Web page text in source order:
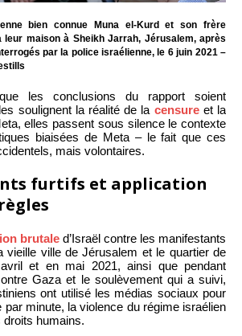
bien connue Muna el-Kurd et son frère
leur maison à Sheikh Jarrah, Jérusalem, après
par la police israélienne, le 6 juin 2021 –
les conclusions du rapport soient
soulignent la réalité de la censureet la
elles passent sous silence le contexte
biaisées de Meta – le fait que ces
mais volontaires.
furtifs et application
brutale d’Israël contre les manifestants
vieille ville de Jérusalem et le quartier de
et en mai 2021, ainsi que pendant
Gaza et le soulèvement qui a suivi,
ont utilisé les médias sociaux pour
par minute, la violence du régime israélien
humains.